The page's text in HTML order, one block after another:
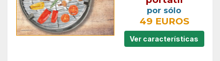
por sólo
49 EUROS
Ver características